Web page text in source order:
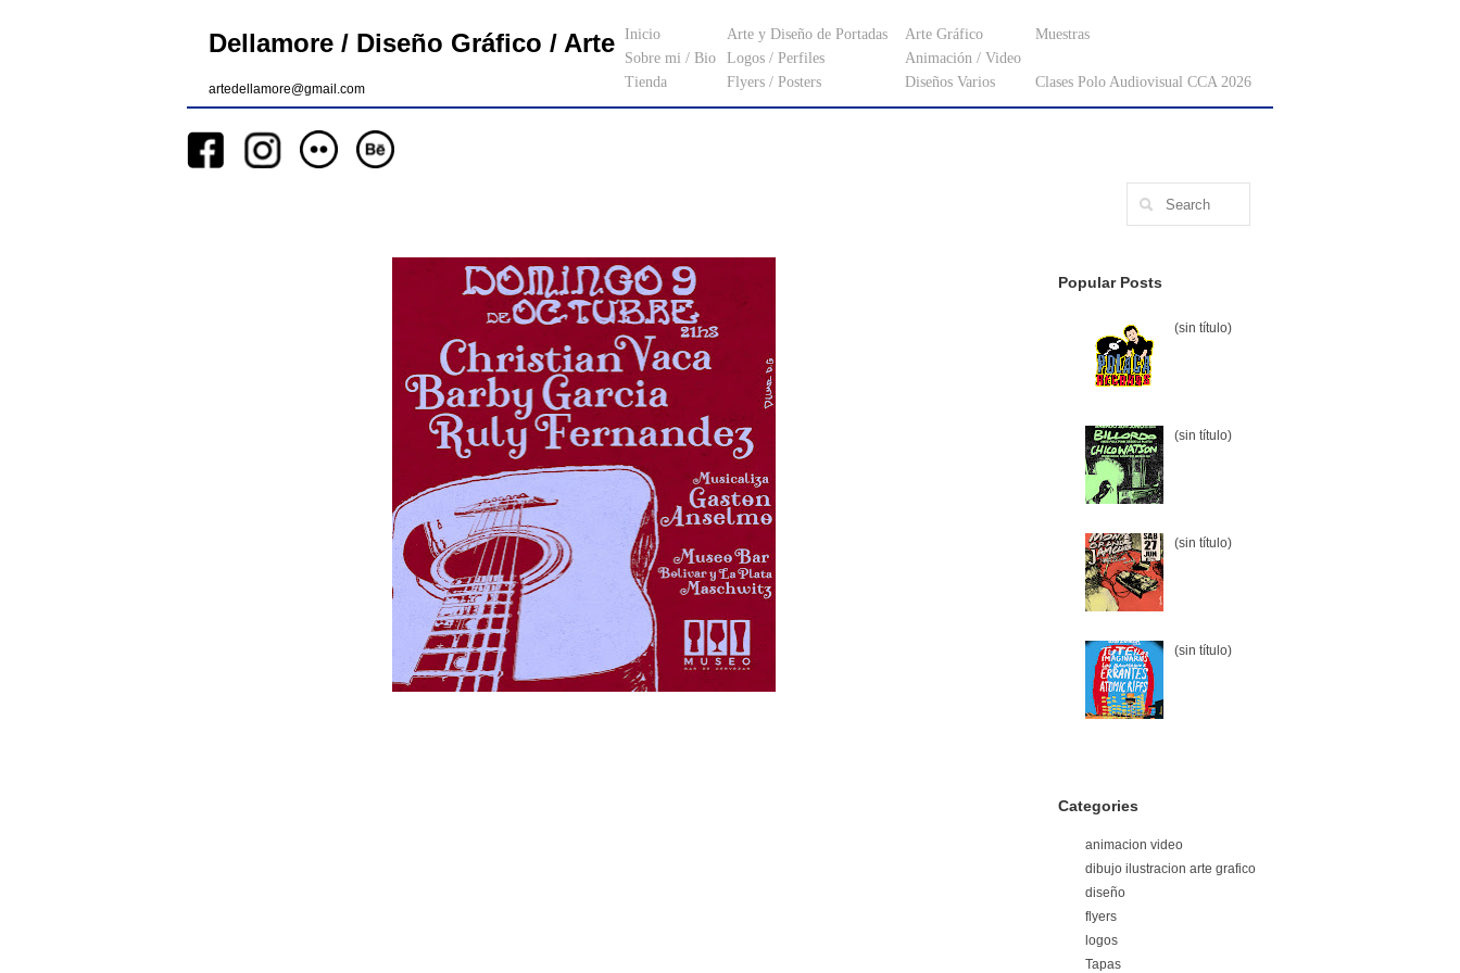
Dellamore / Diseño Gráfico / Arte
artedellamore@gmail.com
Inicio Arte y Diseño de Portadas Arte Gráfico
Muestras
Sobre mi / Bio
Logos / Perfiles
Animación / Video
Tienda
Flyers / Posters Diseños Varios Clases Polo Audiovisual CCA 2026
Popular Posts
(sin título)
(sin título)
(sin título)
(sin título)
Categories
animacion video
dibujo ilustracion arte grafico
diseño
flyers
logos
Tapas